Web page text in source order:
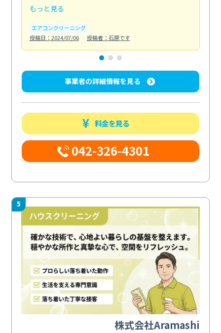
もっと見る
エアコンクリーニング
投稿日：2024/07/06
投稿者：石原です
事業者の詳細情報を見る
料金を見る
042-326-4301
5
株式会社Aramashi